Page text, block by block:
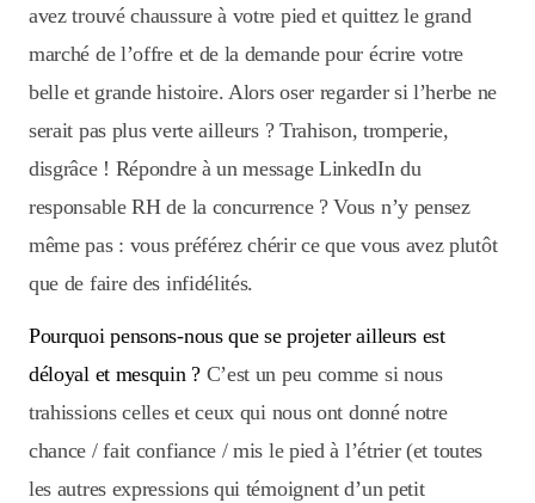
avez trouvé chaussure à votre pied et quittez le grand
marché de l’offre et de la demande pour écrire votre
belle et grande histoire. Alors oser regarder si l’herbe ne
serait pas plus verte ailleurs ? Trahison, tromperie,
disgrâce ! Répondre à un message LinkedIn du
responsable RH de la concurrence ? Vous n’y pensez
même pas : vous préférez chérir ce que vous avez plutôt
que de faire des infidélités.
Pourquoi pensons-nous que se projeter ailleurs est
déloyal et mesquin ?C’est un peu comme si nous
trahissions celles et ceux qui nous ont donné notre
chance / fait confiance / mis le pied à l’étrier (et toutes
les autres expressions qui témoignent d’un petit